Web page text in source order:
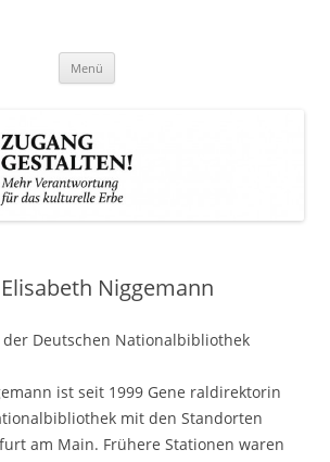
Menü
Niggemann
Deutschen Nationalbibliothek
ist seit 1999 Gene raldirektorin
mit den Standorten
am Main. Frühere Stationen waren